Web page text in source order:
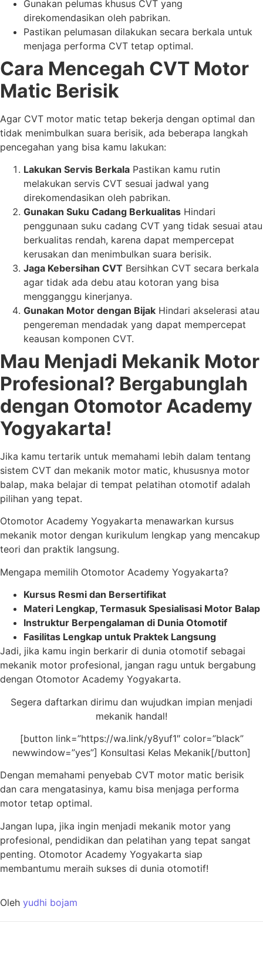
Gunakan pelumas khusus CVT yang
direkomendasikan oleh pabrikan.
Pastikan pelumasan dilakukan secara berkala untuk
menjaga performa CVT tetap optimal.
Cara Mencegah CVT Motor
Matic Berisik
Agar CVT motor matic tetap bekerja dengan optimal dan
tidak menimbulkan suara berisik, ada beberapa langkah
pencegahan yang bisa kamu lakukan:
Lakukan Servis Berkala Pastikan kamu rutin
melakukan servis CVT sesuai jadwal yang
direkomendasikan oleh pabrikan.
Gunakan Suku Cadang Berkualitas Hindari
penggunaan suku cadang CVT yang tidak sesuai atau
berkualitas rendah, karena dapat mempercepat
kerusakan dan menimbulkan suara berisik.
Jaga Kebersihan CVT Bersihkan CVT secara berkala
agar tidak ada debu atau kotoran yang bisa
mengganggu kinerjanya.
Gunakan Motor dengan Bijak Hindari akselerasi atau
pengereman mendadak yang dapat mempercepat
keausan komponen CVT.
Mau Menjadi Mekanik Motor
Profesional? Bergabunglah
dengan Otomotor Academy
Yogyakarta!
Jika kamu tertarik untuk memahami lebih dalam tentang
sistem CVT dan mekanik motor matic, khususnya motor
balap, maka belajar di tempat pelatihan otomotif adalah
pilihan yang tepat.
Otomotor Academy Yogyakarta menawarkan kursus
mekanik motor dengan kurikulum lengkap yang mencakup
teori dan praktik langsung.
Mengapa memilih Otomotor Academy Yogyakarta?
Kursus Resmi dan Bersertifikat
Materi Lengkap, Termasuk Spesialisasi Motor Balap
Instruktur Berpengalaman di Dunia Otomotif
Fasilitas Lengkap untuk Praktek Langsung
Jadi, jika kamu ingin berkarir di dunia otomotif sebagai
mekanik motor profesional, jangan ragu untuk bergabung
dengan Otomotor Academy Yogyakarta.
Segera daftarkan dirimu dan wujudkan impian menjadi
mekanik handal!
[button link=”https://wa.link/y8yuf1″ color=”black”
newwindow=”yes”] Konsultasi Kelas Mekanik[/button]
Dengan memahami penyebab CVT motor matic berisik
dan cara mengatasinya, kamu bisa menjaga performa
motor tetap optimal.
Jangan lupa, jika ingin menjadi mekanik motor yang
profesional, pendidikan dan pelatihan yang tepat sangat
penting. Otomotor Academy Yogyakarta siap
membantumu meraih sukses di dunia otomotif!
Oleh yudhi bojam